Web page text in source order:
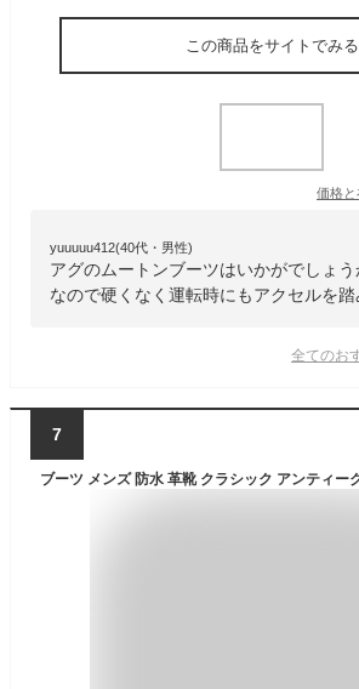
この商品をサイトでみる
価格と
yuuuuu412(40代・男性)
アグのムートンブーツはいかがでしょ
なので硬くなく運転時にもアクセルを踏
全てのお
7